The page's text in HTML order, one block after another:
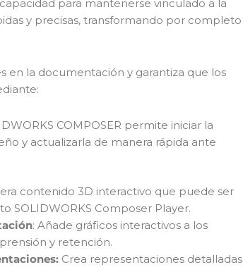
para mantenerse vinculado a la
y precisas, transformando por completo
en la documentación y garantiza que los
COMPOSER permite iniciar la
y actualizarla de manera rápida ante
contenido 3D interactivo que puede ser
SOLIDWORKS Composer Player.
: Añade gráficos interactivos a los
y retención.
Crea representaciones detalladas